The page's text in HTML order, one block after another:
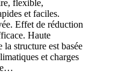
flexible,
et faciles.
Effet de réduction
Haute
structure est basée
et charges